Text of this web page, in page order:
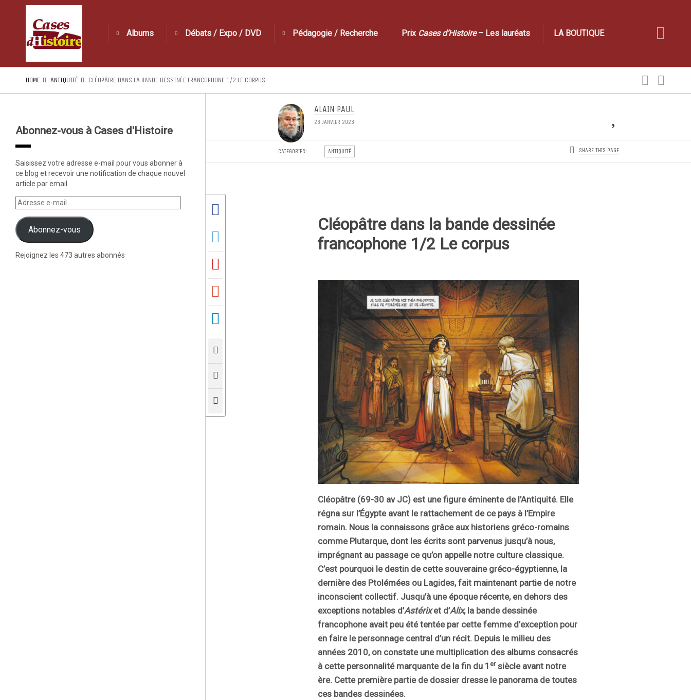
Albums Débats / Expo / DVD Pédagogie / Recherche Prix Cases d’Histoire– Les lauréats LA BOUTIQUE
HOME ANTIQUITÉ CLÉOPÂTRE DANS LA BANDE DESSINÉE FRANCOPHONE 1/2 LE CORPUS
Abonnez-vous à Cases d'Histoire
Saisissez votre adresse e-mail pour vous abonner à
ce blog et recevoir une notification de chaque nouvel
article par email.
Abonnez-vous
Rejoignez les 473 autres abonnés
ALAIN PAUL
23 JANVIER 2023
CATEGORIES: ANTIQUITÉ SHARE THIS PAGE
Cléopâtre dans la bande dessinée
francophone 1/2 Le corpus
Cléopâtre (69-30 av JC) est une figure éminente de l’Antiquité. Elle
régna sur l’Égypte avant le rattachement de ce pays à l’Empire
romain. Nous la connaissons grâce aux historiens gréco-romains
comme Plutarque, dont les écrits sont parvenus jusqu’à nous,
imprégnant au passage ce qu’on appelle notre culture classique.
C’est pourquoi le destin de cette souveraine gréco-égyptienne, la
dernière des Ptolémées ou Lagides, fait maintenant partie de notre
inconscient collectif. Jusqu’à une époque récente, en dehors des
exceptions notables d’Astérixet d’Alix, la bande dessinée
francophone avait peu été tentée par cette femme d’exception pour
en faire le personnage central d’un récit. Depuis le milieu des
années 2010, on constate une multiplication des albums consacrés
à cette personnalité marquante de la fin du 1 ersiècle avant notre
ère. Cette première partie de dossier dresse le panorama de toutes
ces bandes dessinées.